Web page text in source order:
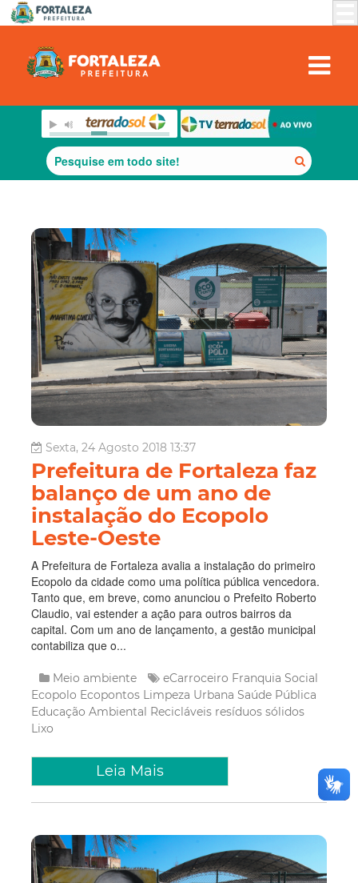
Sexta, 24 Agosto 2018 13:37
Prefeitura de Fortaleza faz
balanço de um ano de
instalação do Ecopolo
Leste-Oeste
A Prefeitura de Fortaleza avalia a instalação do primeiro
Ecopolo da cidade como uma política pública vencedora.
Tanto que, em breve, como anunciou o Prefeito Roberto
Claudio, vai estender a ação para outros bairros da
capital. Com um ano de lançamento, a gestão municipal
contabiliza que o...
Meio ambiente eCarroceiro Franquia Social
Ecopolo Ecopontos Limpeza Urbana Saúde Pública
Educação Ambiental Recicláveis resíduos sólidos
Lixo
Leia Mais